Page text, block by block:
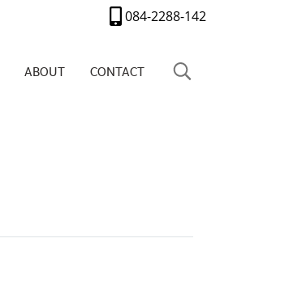
084-2288-142
ABOUT CONTACT